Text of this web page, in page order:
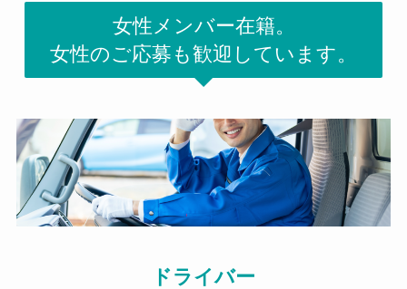
女性メンバー在籍。
女性のご応募も歓迎しています。
ドライバー